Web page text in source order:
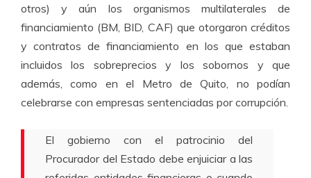
otros) y aún los organismos multilaterales de
financiamiento (BM, BID, CAF) que otorgaron créditos
y contratos de financiamiento en los que estaban
incluidos los sobreprecios y los sobornos y que
además, como en el Metro de Quito, no podían
celebrarse con empresas sentenciadas por corrupción.
El gobierno con el patrocinio del
Procurador del Estado debe enjuiciar a las